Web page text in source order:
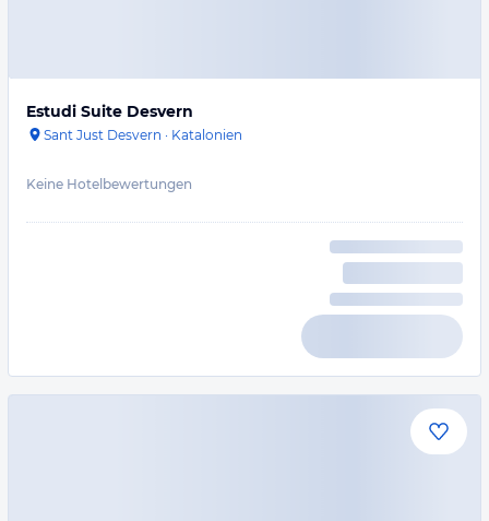
Estudi Suite Desvern
Sant Just Desvern · Katalonien
Keine Hotelbewertungen